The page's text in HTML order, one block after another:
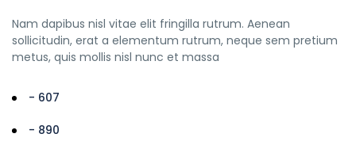
Nam dapibus nisl vitae elit fringilla rutrum. Aenean
sollicitudin, erat a elementum rutrum, neque sem pretium
metus, quis mollis nisl nunc et massa
- 607
- 890